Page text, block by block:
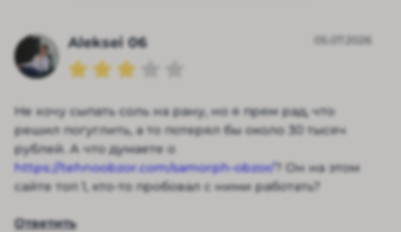
Aleksei 06 05.07.2026
Не хочу сыпать соль на рану, но я прям рад, что
решил погуглить, а то потерял бы около 30 тысяч
рублей. А что думаете о
https://tehnoobzor.com/samorph-obzor/? Он на этом
сайте топ 1, кто-то пробовал с ними работать?
Ответить